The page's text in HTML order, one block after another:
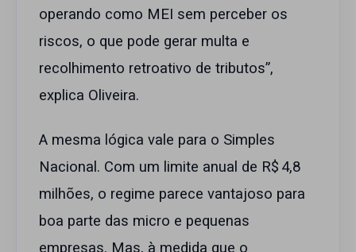
operando como MEI sem perceber os
riscos, o que pode gerar multa e
recolhimento retroativo de tributos”,
explica Oliveira.
A mesma lógica vale para o Simples
Nacional. Com um limite anual de R$ 4,8
milhões, o regime parece vantajoso para
boa parte das micro e pequenas